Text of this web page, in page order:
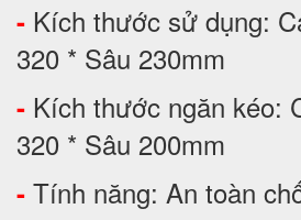
- Kích thước sử dụng:
320 * Sâu 230mm
- Kích thước ngăn kéo:
320 * Sâu 200mm
- Tính năng: An toàn